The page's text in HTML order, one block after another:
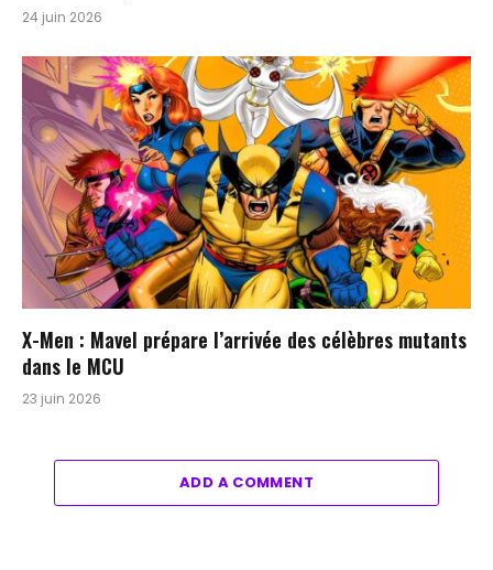
24 juin 2026
X-Men : Mavel prépare l’arrivée des célèbres mutants
dans le MCU
23 juin 2026
ADD A COMMENT